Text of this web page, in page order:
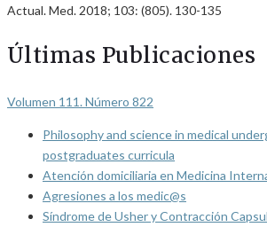
Actual. Med. 2018; 103: (805). 130-135
Últimas Publicaciones
Volumen 111. Número 822
Philosophy and science in medical
postgraduates curricula
Atención domiciliaria en Medicina
Agresiones a los medic@s
Síndrome de Usher y Contracción